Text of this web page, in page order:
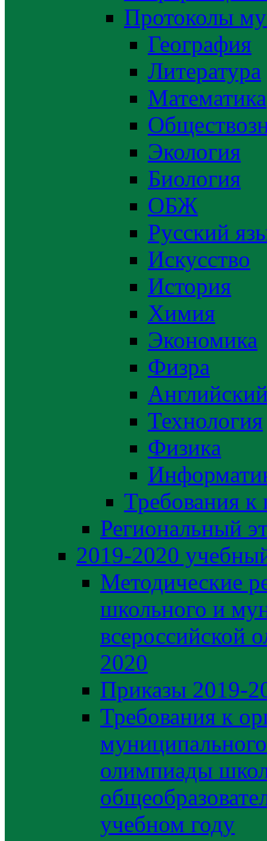
Протоколы
География
Литература
Математика
Экология
Биология
ОБЖ
Русский
Искусство
История
Химия
Экономика
Физра
Технология
Физика
Требования
Региональный
2019-2020
Методические
школьного и
всероссийской
2020
Приказы 2019-
Требования к
олимпиады
учебном году